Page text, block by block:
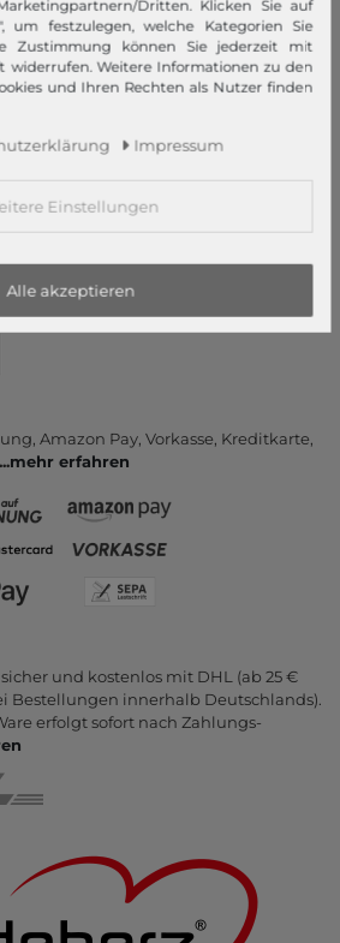
Amazon Pay, Vor­kasse, Kredit­karte,
...mehr erfahren
und kostenlos mit DHL (ab 25 €
Bestel­lungen inner­halb Deutsch­lands).
er­folgt sofort nach Zahlungs­
Dritten. Klicken Sie auf
um festzulegen, welche Kategorien Sie
Zustimmung können Sie jederzeit mit
Weitere Informationen zu den
und Ihren Rechten als Nutzer finden
Impressum
Einstellungen
Alle akzeptieren